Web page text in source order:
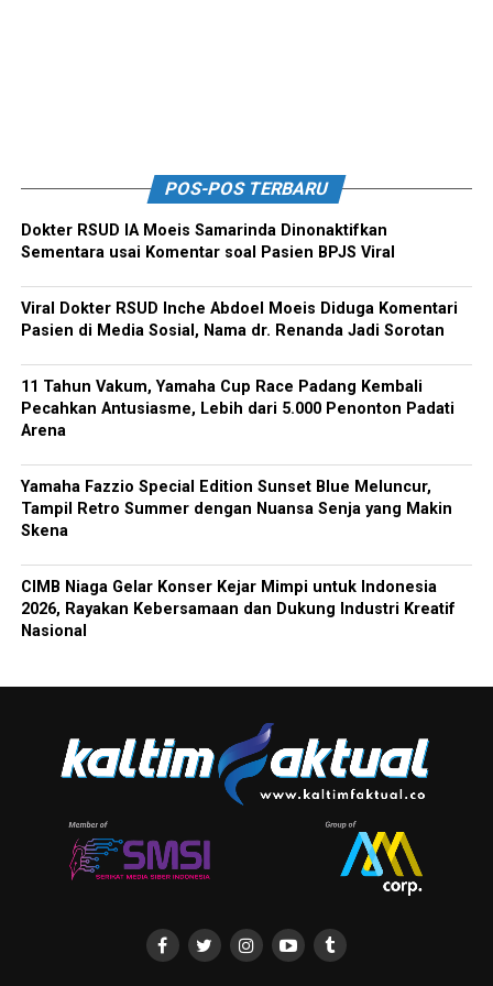
POS-POS TERBARU
Dokter RSUD IA Moeis Samarinda Dinonaktifkan
Sementara usai Komentar soal Pasien BPJS Viral
Viral Dokter RSUD Inche Abdoel Moeis Diduga Komentari
Pasien di Media Sosial, Nama dr. Renanda Jadi Sorotan
11 Tahun Vakum, Yamaha Cup Race Padang Kembali
Pecahkan Antusiasme, Lebih dari 5.000 Penonton Padati
Arena
Yamaha Fazzio Special Edition Sunset Blue Meluncur,
Tampil Retro Summer dengan Nuansa Senja yang Makin
Skena
CIMB Niaga Gelar Konser Kejar Mimpi untuk Indonesia
2026, Rayakan Kebersamaan dan Dukung Industri Kreatif
Nasional